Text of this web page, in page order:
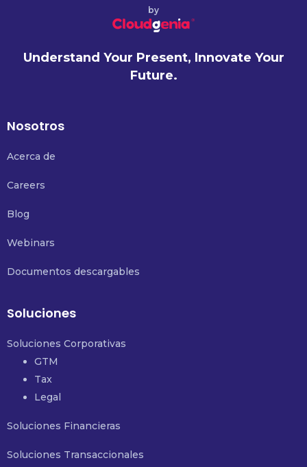
by
Understand Your Present, Innovate Your
Future.
Nosotros
Acerca de
Careers
Blog
Webinars
Documentos descargables
Soluciones
Soluciones Corporativas
GTM
Tax
Legal
Soluciones Financieras
Soluciones Transaccionales